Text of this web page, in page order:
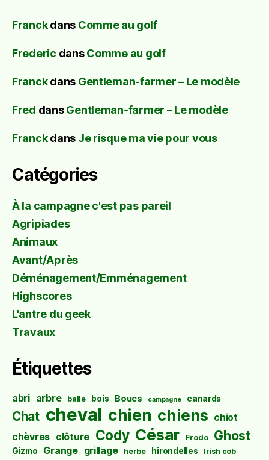
Franckdans Comme au golf
Frederic dansComme au golf
Franckdans Gentleman-farmer – Le modèle
Fred dansGentleman-farmer – Le modèle
Franckdans Je risque ma vie pour vous
Catégories
À la campagne c'est pas pareil
Agripiades
Animaux
Avant/Après
Déménagement/Emménagement
Highscores
L'antre du geek
Travaux
Étiquettes
abri arbre balle bois Boucs campagne canards
Chat cheval chien chiens chiot
chèvres clôture Cody César Frodo Ghost
Gizmo Grange grillage herbe hirondelles Irish cob